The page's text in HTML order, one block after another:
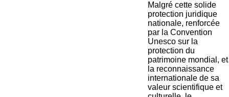
Malgré cette solide
protection juridique
nationale, renforcée
par la Convention
Unesco sur la
protection du
patrimoine mondial, et
la reconnaissance
internationale de sa
valeur scientifique et